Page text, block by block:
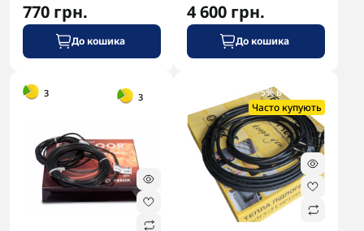
770 грн.
До кошика
4 600 грн.
До кошика
3
-5% в корзині
3
-5% в корзині
Часто купують